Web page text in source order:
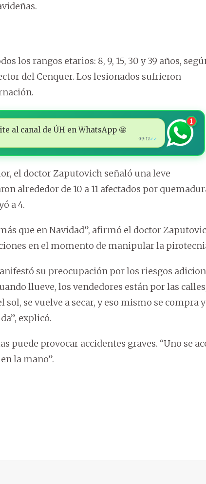
los rangos etarios: 8, 9, 15, 30 y 39 años,
del Cenquer. Los lesionados sufrieron
al canal de ÚH en WhatsApp 🤩
09:12✓✓
1
el doctor Zaputovich señaló una leve
alrededor de 10 a 11 afectados por
a 4.
que en Navidad”, afirmó el doctor
en el momento de manipular la
su preocupación por los riesgos
llueve, los vendedores están por las
se vuelve a secar, y eso mismo se compra y
explicó.
puede provocar accidentes graves. “Uno se
la mano”.